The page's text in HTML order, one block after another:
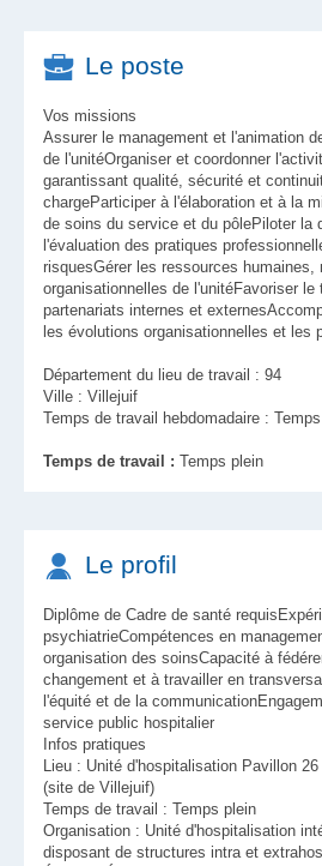
Le poste
Vos missions
Assurer le management et l'animation
de l'unitéOrganiser et coordonner
garantissant qualité, sécurité et
chargeParticiper à l'élaboration et à la
de soins du service et du pôlePiloter la
l'évaluation des pratiques
risquesGérer les ressources humaines,
organisationnelles de l'unitéFavoriser
partenariats internes et
les évolutions organisationnelles et les
Département du lieu de travail : 94
Ville : Villejuif
Temps de travail hebdomadaire :
Temps de travail : Temps plein
Le profil
Diplôme de Cadre de santé
psychiatrieCompétences en
organisation des soinsCapacité à
changement et à travailler en
l'équité et de la
service public hospitalier
Infos pratiques
Lieu : Unité d'hospitalisation Pavillon
(site de Villejuif)
Temps de travail : Temps plein
Organisation : Unité d'hospitalisation
disposant de structures intra et